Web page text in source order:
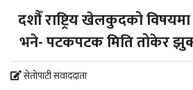
दशौँ राष्ट्रिय खेलकुदको
भने- पटकपटक मिति तोकेर
सेतोपाटी संवाददाता